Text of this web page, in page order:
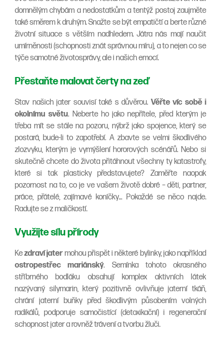
domnělým chybám a nedostatkům a tentýž postoj zaujměte
také směrem k druhým. Snažte se být empatičtí a berte různé
životní situace s větším nadhledem. Játra nás mají naučit
umírněnosti (schopnosti znát správnou míru), a to nejen co se
týče samotné životosprávy, ale i našich emocí.
Přestaňte malovat čerty na zeď
Stav našich jater souvisí také s důvěrou. Věřte víc sobě i
okolnímu světu. Neberte ho jako nepřítele, před kterým je
třeba mít se stále na pozoru, nýbrž jako spojence, který se
postará, bude-li to zapotřebí. A zbavte se velmi škodlivého
zlozvyku, kterým je vymýšlení hororových scénářů. Nebo si
skutečně chcete do života přitáhnout všechny ty katastrofy,
které si tak plasticky představujete? Zaměřte naopak
pozornost na to, co je ve vašem životě dobré – děti, partner,
práce, přátelé, zajímavé koníčky… Pokaždé se něco najde.
Radujte se z maličkostí.
Využijte sílu přírody
Kezdraví jater mohou přispět i některé bylinky, jako například
ostropestřec mariánský. Semínka tohoto okrasného
stříbrného bodláku obsahují komplex aktivních látek
nazývaný silymarin, který pozitivně ovlivňuje jaterní tkáň,
chrání jaterní buňky před škodlivým působením volných
radikálů, podporuje samočistící (detoxikační) i regenerační
schopnost jater a rovněž trávení a tvorbu žluči.